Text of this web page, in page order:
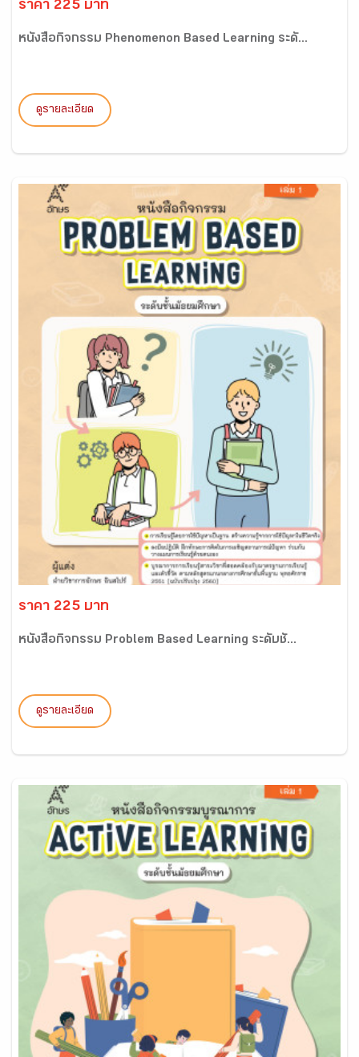
ราคา 225 บาท
หนังสือกิจกรรม Phenomenon Based Learning ระดั...
ดูรายละเอียด
ราคา 225 บาท
หนังสือกิจกรรม Problem Based Learning ระดับชั...
ดูรายละเอียด